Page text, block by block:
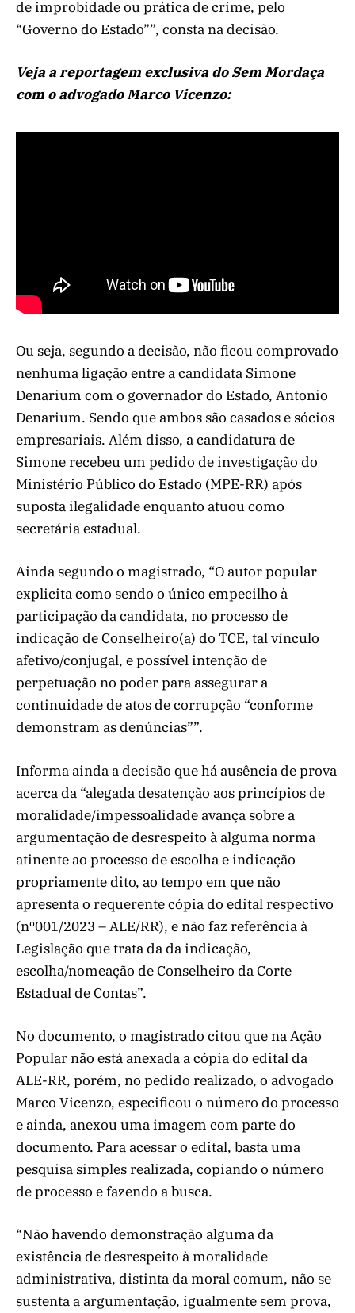
de improbidade ou prática de crime, pelo
“Governo do Estado””, consta na decisão.
Veja a reportagem exclusiva do Sem Mordaça
com o advogado Marco Vicenzo:
Ou seja, segundo a decisão, não ficou comprovado
nenhuma ligação entre a candidata Simone
Denarium com o governador do Estado, Antonio
Denarium. Sendo que ambos são casados e sócios
empresariais. Além disso, a candidatura de
Simone recebeu um pedido de investigação do
Ministério Público do Estado (MPE-RR) após
suposta ilegalidade enquanto atuou como
secretária estadual.
Ainda segundo o magistrado, “O autor popular
explicita como sendo o único empecilho à
participação da candidata, no processo de
indicação de Conselheiro(a) do TCE, tal vínculo
afetivo/conjugal, e possível intenção de
perpetuação no poder para assegurar a
continuidade de atos de corrupção “conforme
demonstram as denúncias””.
Informa ainda a decisão que há ausência de prova
acerca da “alegada desatenção aos princípios de
moralidade/impessoalidade avança sobre a
argumentação de desrespeito à alguma norma
atinente ao processo de escolha e indicação
propriamente dito, ao tempo em que não
apresenta o requerente cópia do edital respectivo
(nº001/2023 – ALE/RR), e não faz referência à
Legislação que trata da da indicação,
escolha/nomeação de Conselheiro da Corte
Estadual de Contas”.
No documento, o magistrado citou que na Ação
Popular não está anexada a cópia do edital da
ALE-RR, porém, no pedido realizado, o advogado
Marco Vicenzo, especificou o número do processo
e ainda, anexou uma imagem com parte do
documento. Para acessar o edital, basta uma
pesquisa simples realizada, copiando o número
de processo e fazendo a busca.
“Não havendo demonstração alguma da
existência de desrespeito à moralidade
administrativa, distinta da moral comum, não se
sustenta a argumentação, igualmente sem prova,